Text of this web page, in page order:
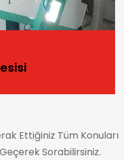
Ettiğiniz Tüm Konuları
Sorabilirsiniz.